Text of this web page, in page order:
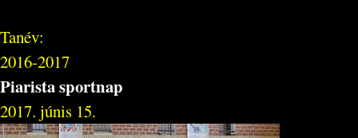
Tanév:
2016-2017
Piarista sportnap
2017. júnis 15.